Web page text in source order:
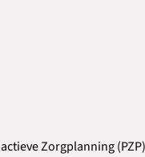
Zorgplanning (PZP)